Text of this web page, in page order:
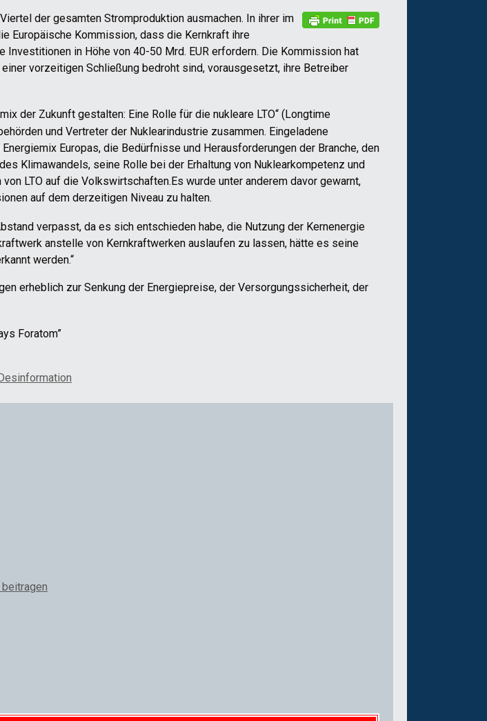
der gesamten Stromproduktion ausmachen. In ihrer im
Europäische Kommission, dass die Kernkraft ihre
in Höhe von 40-50 Mrd. EUR erfordern. Die Kommission hat
vorzeitigen Schließung bedroht sind, vorausgesetzt, ihre Betreiber
der Zukunft gestalten: Eine Rolle für die nukleare LTO“ (Longtime
und Vertreter der Nuklearindustrie zusammen. Eingeladene
Europas, die Bedürfnisse und Herausforderungen der Branche, den
Klimawandels, seine Rolle bei der Erhaltung von Nuklearkompetenz und
LTO auf die Volkswirtschaften.Es wurde unter anderem davor gewarnt,
auf dem derzeitigen Niveau zu halten.
verpasst, da es sich entschieden habe, die Nutzung der Kernenergie
anstelle von Kernkraftwerken auslaufen zu lassen, hätte es seine
werden.“
erheblich zur Senkung der Energiepreise, der Versorgungssicherheit, der
Foratom”